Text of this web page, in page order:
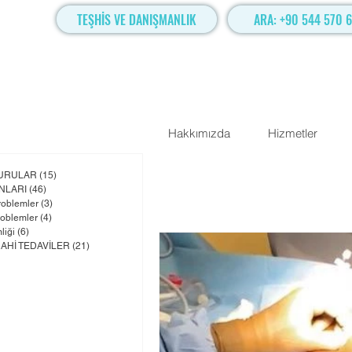
TEŞHİS VE DANIŞMANLIK ARA: +90 544 570
Hakkımızda Hizmetler
(15)
(46)
(3)
(4)
(6)
TEDAVİLER (21)